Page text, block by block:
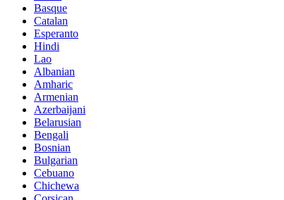
Basque
Catalan
Esperanto
Hindi
Lao
Albanian
Amharic
Armenian
Azerbaijani
Belarusian
Bengali
Bosnian
Bulgarian
Cebuano
Chichewa